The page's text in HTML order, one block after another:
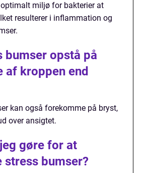
optimalt miljø for bakterier at
resulterer i inflammation og
bumser opstå på
af kroppen end
kan også forekomme på bryst,
over ansigtet.
gøre for at
stress bumser?